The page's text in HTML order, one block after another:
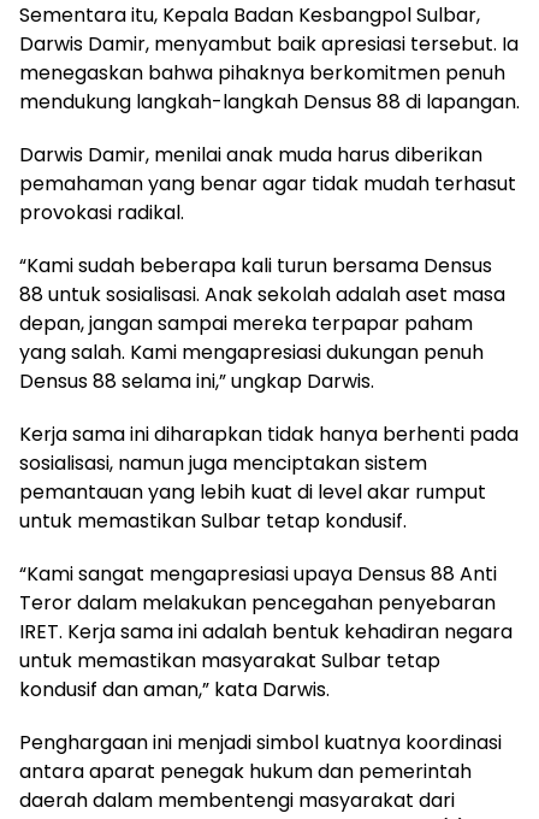
Sementara itu, Kepala Badan Kesbangpol Sulbar,
Darwis Damir, menyambut baik apresiasi tersebut. Ia
menegaskan bahwa pihaknya berkomitmen penuh
mendukung langkah-langkah Densus 88 di lapangan.
Darwis Damir, menilai anak muda harus diberikan
pemahaman yang benar agar tidak mudah terhasut
provokasi radikal.
“Kami sudah beberapa kali turun bersama Densus
88 untuk sosialisasi. Anak sekolah adalah aset masa
depan, jangan sampai mereka terpapar paham
yang salah. Kami mengapresiasi dukungan penuh
Densus 88 selama ini,” ungkap Darwis.
Kerja sama ini diharapkan tidak hanya berhenti pada
sosialisasi, namun juga menciptakan sistem
pemantauan yang lebih kuat di level akar rumput
untuk memastikan Sulbar tetap kondusif.
“Kami sangat mengapresiasi upaya Densus 88 Anti
Teror dalam melakukan pencegahan penyebaran
IRET. Kerja sama ini adalah bentuk kehadiran negara
untuk memastikan masyarakat Sulbar tetap
kondusif dan aman,” kata Darwis.
Penghargaan ini menjadi simbol kuatnya koordinasi
antara aparat penegak hukum dan pemerintah
daerah dalam membentengi masyarakat dari